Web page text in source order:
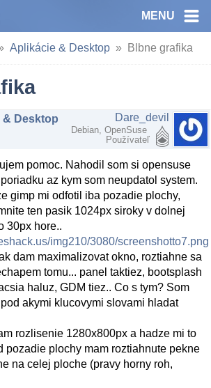
MENU
Aplikácie & Desktop Blbne grafika
Desktop Dare_devil
Debian, OpenSuse
Používateľ
pomoc. Nahodil som si opensuse
az kym som neupdatol system.
gimp mi odfotil iba pozadie plochy,
ten pasik 1024px siroky v dolnej
30px hore..
img210/3080/screenshotto7.png
dam maximalizovat okno, roztiahne sa
tomu... panel taktiez, bootsplash
haluz, GDM tiez.. Co s tym? Som
akymi klucovymi slovami hladat
rozlisenie 1280x800px a hadze mi to
pozadie plochy mam roztiahnute pekne
na celej ploche (pravy horny roh,